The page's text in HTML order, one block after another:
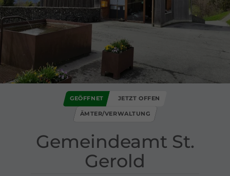
Gemeindeamt St​.​
Gerold
GEÖFFNET JETZT OFFEN
ÄMTER/VERWALTUNG